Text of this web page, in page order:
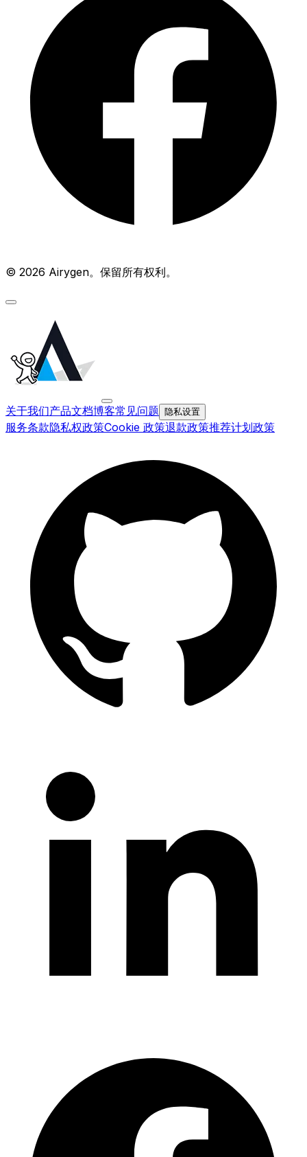
© 2026 Airygen。保留所有权利。
关于我们产品文档博客常见问题 隐私设置
服务条款隐私权政策Cookie 政策退款政策推荐计划政策